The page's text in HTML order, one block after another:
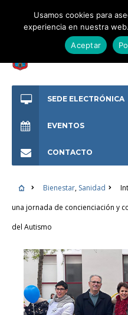
SEDE ELECTRÓNICA
EVENTOS
CONTACTO
Bienestar, Sanidad
una jornada de concienciación y
del Autismo
Usamos cookies para
experiencia en nuestra
Aceptar